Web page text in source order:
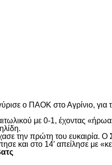
ο ΠΑΟΚ στο Αγρίνιο, για
με 0-1, έχοντας
την πρώτη του
και στο 14′ απείλησε